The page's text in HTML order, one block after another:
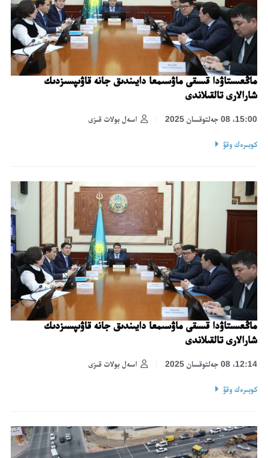
ماڭعىستاۋدا قىسقى ماۋسىمعا دايىندىق جانە قاۋىپسىزدىك
شارالارى تالقىلاندى
اسەل بولات قىزى 15:00، 08 جەلتوقسان 2025
كوبىرەك وقۋ
ماڭعىستاۋدا قىسقى ماۋسىمعا دايىندىق جانە قاۋىپسىزدىك
شارالارى تالقىلاندى
اسەل بولات قىزى 12:14، 08 جەلتوقسان 2025
كوبىرەك وقۋ